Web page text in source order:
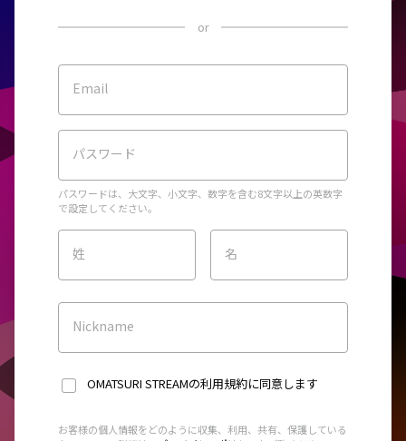
or
Email
パスワード
パスワードは、大文字、小文字、数字を含む8文字以上の英数字
で設定してください。
姓 名
Nickname
OMATSURI STREAMの利用規約に同意します
お客様の個人情報をどのように収集、利用、共有、保護している